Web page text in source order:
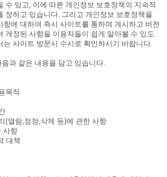
수 있고, 이에 따른 개인정보 보호정책의 지속적
정하고 있습니다. 그리고 개인정보 보호정책을
에 대하여 즉시 사이트를 통하여 게시하고 버전
개정된 사항을 이용자들이 쉽게 알아볼 수 있도
는 사이트 방문시 수시로 확인하시기 바랍니다.
과 같은 내용을 담고 있습니다.
목적
(열람,정정,삭제 등)에 관한 사항
사항
대책